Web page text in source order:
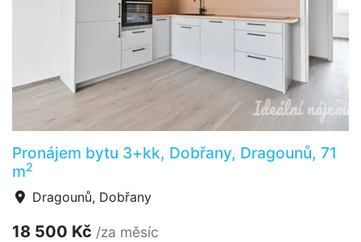
Pronájem bytu 3+kk, Dobřany, Dragounů, 71
m2
Dragounů, Dobřany
18 500 Kč /za měsíc